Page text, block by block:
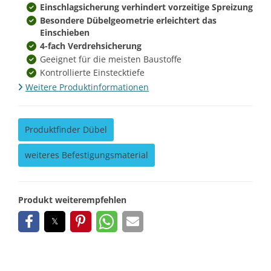
Einschlagsicherung verhindert vorzeitige Spreizung
Besondere Dübelgeometrie erleichtert das
Einschieben
4-fach Verdrehsicherung
Geeignet für die meisten Baustoffe
Kontrollierte Einstecktiefe
Weitere Produktinformationen
Produktfinder Dübel
weiteres Befestigungsmaterial
Produkt weiterempfehlen